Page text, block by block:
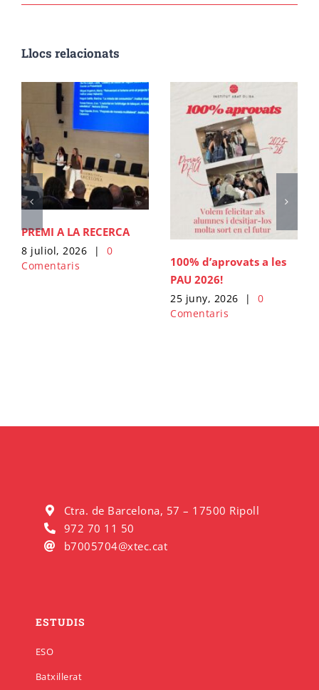
Cicle final en Barrancs
Centre formador
Configurador de matrícula esportiva
Matrícula IFE
Llocs relacionats
PREMI A LA RECERCA
8 juliol, 2026 |
0
Comentaris
100% d’aprovats a les
PAU 2026!
25 juny, 2026 |
0
Comentaris
Ctra. de Barcelona, 57 – 17500 Ripoll
972 70 11 50
b7005704@xtec.cat
ESTUDIS
ESO
Batxillerat